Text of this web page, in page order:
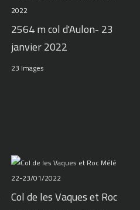
2564 m col d'Aulon- 23
janvier 2022
23 Images
Col de les Vaques et Roc